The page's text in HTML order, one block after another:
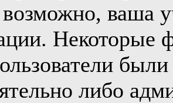
ваша
Некоторые
либо